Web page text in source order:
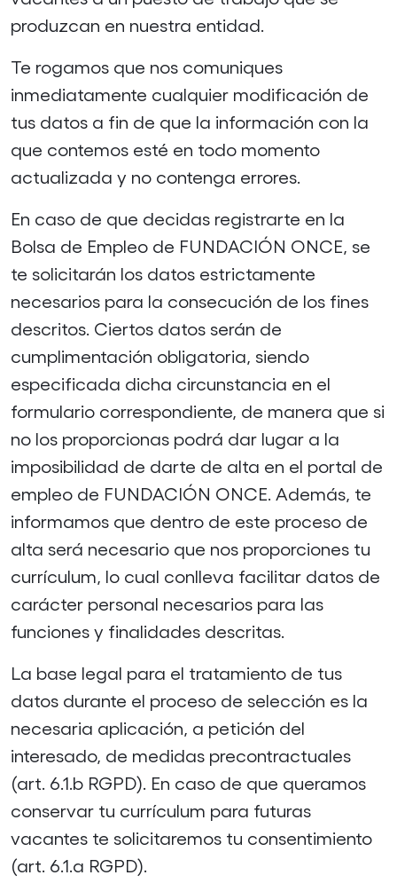
produzcan en nuestra entidad.
Te rogamos que nos comuniques
inmediatamente cualquier modificación de
tus datos a fin de que la información con la
que contemos esté en todo momento
actualizada y no contenga errores.
En caso de que decidas registrarte en la
Bolsa de Empleo de FUNDACIÓN ONCE, se
te solicitarán los datos estrictamente
necesarios para la consecución de los fines
descritos. Ciertos datos serán de
cumplimentación obligatoria, siendo
especificada dicha circunstancia en el
formulario correspondiente, de manera que si
no los proporcionas podrá dar lugar a la
imposibilidad de darte de alta en el portal de
empleo de FUNDACIÓN ONCE. Además, te
informamos que dentro de este proceso de
alta será necesario que nos proporciones tu
currículum, lo cual conlleva facilitar datos de
carácter personal necesarios para las
funciones y finalidades descritas.
La base legal para el tratamiento de tus
datos durante el proceso de selección es la
necesaria aplicación, a petición del
interesado, de medidas precontractuales
(art. 6.1.b RGPD). En caso de que queramos
conservar tu currículum para futuras
vacantes te solicitaremos tu consentimiento
(art. 6.1.a RGPD).